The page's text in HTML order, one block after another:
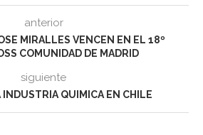
anterior
MIRALLES VENCEN EN EL 18º
COMUNIDAD DE MADRID
siguiente
INDUSTRIA QUIMICA EN CHILE